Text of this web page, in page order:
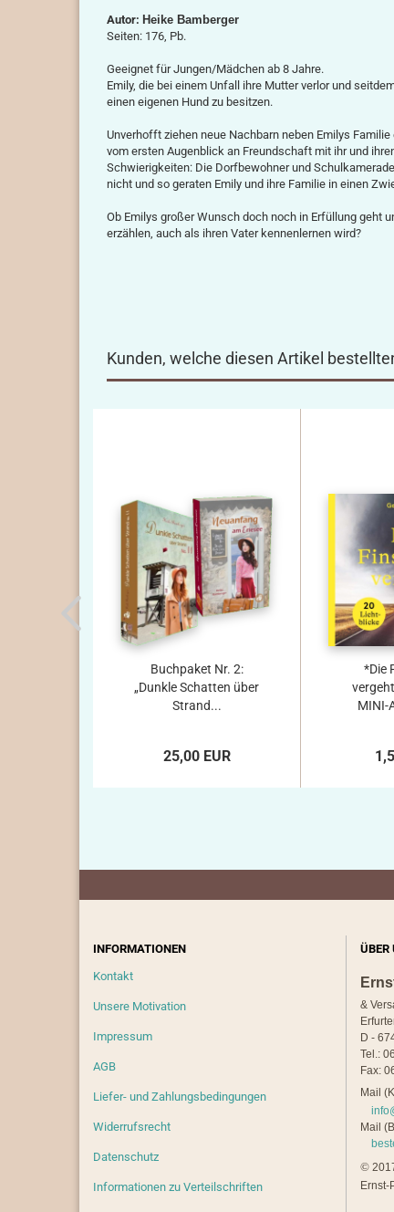
Autor: Heike Bamberger
Seiten: 176, Pb.
Geeignet für Jungen/Mädchen ab 8 Jahre.
Emily, die bei einem Unfall ihre Mutter verlor und
einen eigenen Hund zu besitzen.
Unverhofft ziehen neue Nachbarn neben Emilys
vom ersten Augenblick an Freundschaft mit ihr und
Schwierigkeiten: Die Dorfbewohner und
nicht und so geraten Emily und ihre Familie in einen
Ob Emilys großer Wunsch doch noch in Erfüllung geht
erzäh­len, auch als ihren Vater kennenlernen wird?
Kunden, welche diesen Artikel
Buchpaket Nr. 2:
„Dunkle Schatten über
Strand...
25,00 EUR
*Die
MINI-
INFORMATIONEN
Kontakt
Unsere Motivation
Impressum
AGB
Liefer- und Zahlungsbedingungen
Widerrufsrecht
Datenschutz
Informationen zu Verteilschriften
ÜBER
&
D -
Tel.:
Fax:
Mail
Mail
©
Ernst-